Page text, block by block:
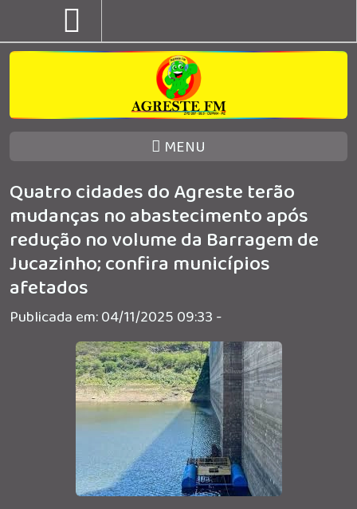
MENU
Quatro cidades do Agreste terão
mudanças no abastecimento após
redução no volume da Barragem de
Jucazinho; confira municípios
afetados
Publicada em: 04/11/2025 09:33 -